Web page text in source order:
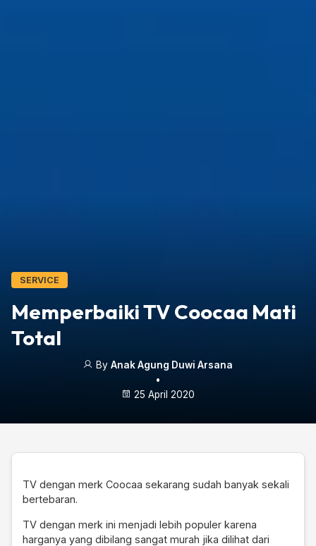
SERVICE
Memperbaiki TV Coocaa Mati
Total
By Anak Agung Duwi Arsana
•
25 April 2020
TV dengan merk Coocaa sekarang sudah banyak sekali
bertebaran.
TV dengan merk ini menjadi lebih populer karena
harganya yang dibilang sangat murah jika dilihat dari